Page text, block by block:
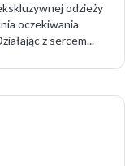
odzieży
oczekiwania
z sercem...